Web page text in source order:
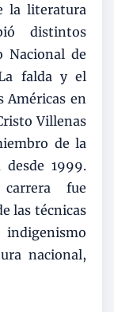
la literatura
distintos
Nacional de
falda y el
Américas en
Villenas
de la
desde 1999.
fue
las técnicas
nacional,